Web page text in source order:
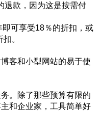
退款，因为这是按需付
可享受18％的折扣，或
。
客和小型网站的易于使
。除了那些预算有限的
和企业家，工具简单好